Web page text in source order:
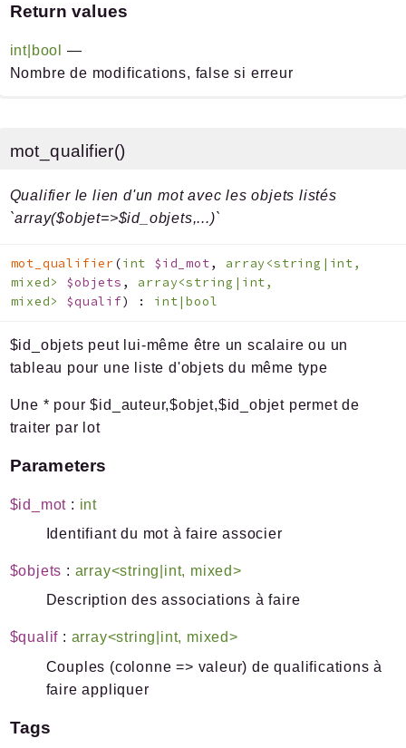
Return values
int|bool
—
Nombre de modifications, false si erreur
mot_qualifier()
Qualifier le lien d'un mot avec les objets listés
`array($objet=>$id_objets,...)`
mot_qualifier(int $id_mot, array<string|int,
mixed> $objets , array<string|int,
mixed> $qualif) : int|bool
$id_objets peut lui-même être un scalaire ou un
tableau pour une liste d'objets du même type
Une * pour $id_auteur,$objet,$id_objet permet de
traiter par lot
Parameters
$id_mot : int
Identifiant du mot à faire associer
$objets : array<string|int, mixed>
Description des associations à faire
$qualif : array<string|int, mixed>
Couples (colonne => valeur) de qualifications à
faire appliquer
Tags